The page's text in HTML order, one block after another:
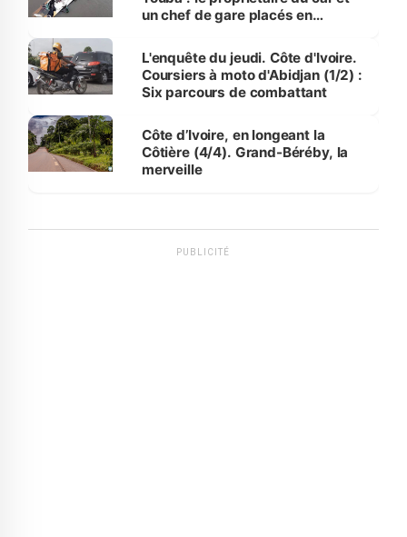
un chef de gare placés en
L'enquête du jeudi. Côte d'Ivoire.
Coursiers à moto d'Abidjan (1/2) :
Six parcours de combattant
Côte d’Ivoire, en longeant la
Côtière (4/4). Grand-Béréby, la
merveille
PUBLICITÉ